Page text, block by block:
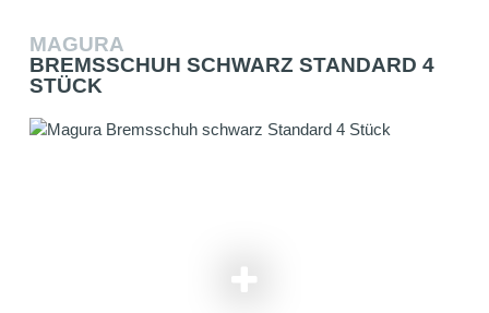
MAGURA
BREMSSCHUH SCHWARZ STANDARD 4
STÜCK